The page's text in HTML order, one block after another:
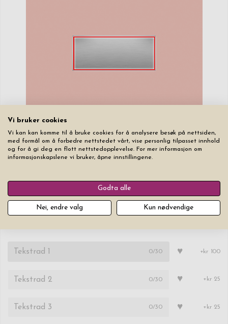
Graveringstekst
Graveringen på dette produktet blir grå/sølv.
Du må holde deg innenfor den røde rammen (rammen graveres ikke).
0/30 ♥ +kr 100
0/30 ♥ +kr 25
0/30 ♥ +kr 25
Vi bruker cookies
Vi kan kan komme til å bruke cookies for å analysere besøk på nettsiden,
med formål om å forbedre nettstedet vårt, vise personlig tilpasset innhold
og for å gi deg en flott nettstedopplevelse. For mer informasjon om
informasjonskapslene vi bruker, åpne innstillingene.
Godta alle
Nei, endre valg Kun nødvendige